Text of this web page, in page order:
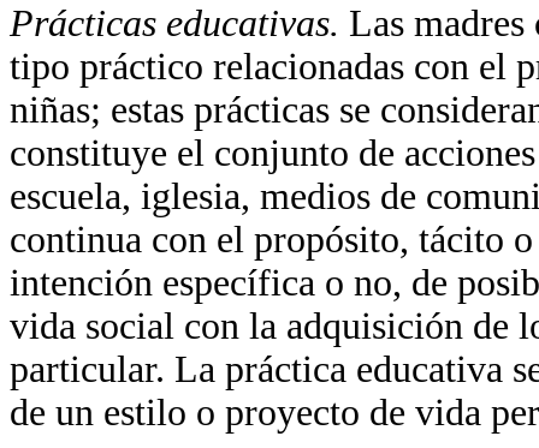
Prácticas educativas. Las
tipo práctico relacionadas con el
niñas; estas prácticas se
constituye el conjunto de
escuela, iglesia, medios de
continua con el propósito, tácito
intención específica o no, de
vida social con la adquisición de
particular. La práctica educativa
de un estilo o proyecto de vida